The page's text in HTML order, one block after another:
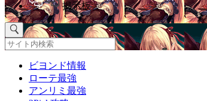
掲示板
ビヨンド情報
ローテ最強
アンリミ最強